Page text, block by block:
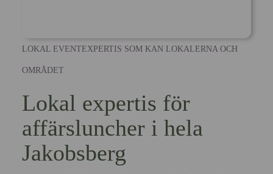
LOKAL EVENTEXPERTIS SOM KAN LOKALERNA OCH
OMRÅDET
Lokal expertis för
affärsluncher i hela
Jakobsberg